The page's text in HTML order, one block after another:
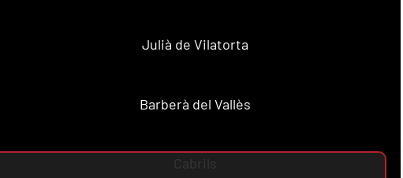
Julià de Vilatorta
Barberà del Vallès
Cabrils